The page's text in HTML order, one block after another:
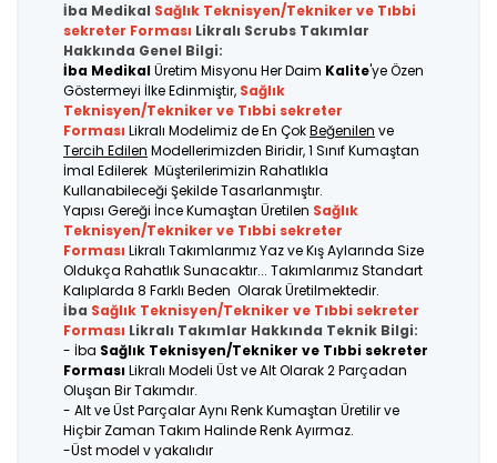
İba Medikal Sağlık Teknisyen/Tekniker ve Tıbbi
sekreter Forması Likralı Scrubs Takımlar
Hakkında Genel Bilgi:
İba MedikalÜretim Misyonu Her Daim Kalite'ye Özen
Göstermeyi İlke Edinmiştir, Sağlık
Teknisyen/Tekniker ve Tıbbi sekreter
Forması Likralı Modelimiz de En ÇokBeğenilen ve
Tercih Edilen Modellerimizden Biridir, 1 Sınıf Kumaştan
İmal Edilerek Müşterilerimizin Rahatlıkla
Kullanabileceği Şekilde Tasarlanmıştır.
Yapısı Gereği İnce Kumaştan Üretilen Sağlık
Teknisyen/Tekniker ve Tıbbi sekreter
Forması Likralı Takımlarımız Yaz ve Kış Aylarında Size
Oldukça Rahatlık Sunacaktır... Takımlarımız Standart
Kalıplarda 8 Farklı Beden Olarak Üretilmektedir.
İba Sağlık Teknisyen/Tekniker ve Tıbbi sekreter
Forması Likralı Takımlar Hakkında Teknik Bilgi:
- İba Sağlık Teknisyen/Tekniker ve Tıbbi sekreter
FormasıLikralı Modeli Üst ve Alt Olarak 2 Parçadan
Oluşan Bir Takımdır.
- Alt ve Üst Parçalar Aynı Renk Kumaştan Üretilir ve
Hiçbir Zaman Takım Halinde Renk Ayırmaz.
-Üst model v yakalıdır